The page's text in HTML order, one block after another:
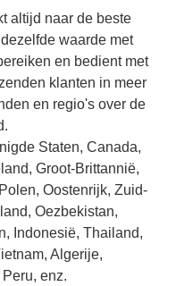
altijd naar de beste
waarde met
en bedient met
klanten in meer
en regio's over de
Staten, Canada,
Groot-Brittannië,
Oostenrijk, Zuid-
Oezbekistan,
Indonesië, Thailand,
Algerije,
enz.